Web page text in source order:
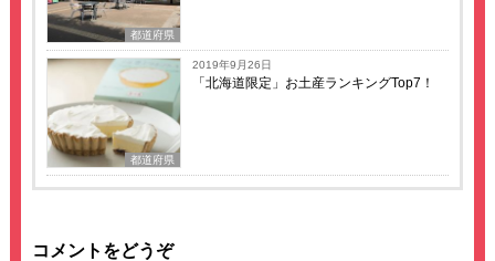
都道府県
都道府県
2019年9月26日
「北海道限定」お土産ランキングTop7！
コメントをどうぞ